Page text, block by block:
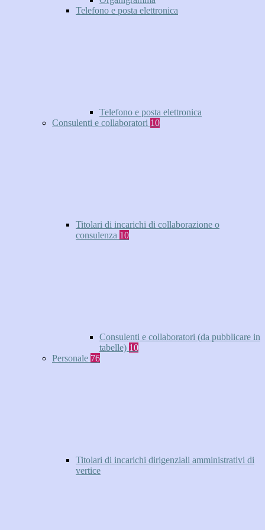
Telefono e posta elettronica
Telefono e posta elettronica
Consulenti e collaboratori 10
Titolari di incarichi di collaborazione o
consulenza 10
Consulenti e collaboratori (da pubblicare in
tabelle) 10
Personale 76
Titolari di incarichi dirigenziali amministrativi di
vertice